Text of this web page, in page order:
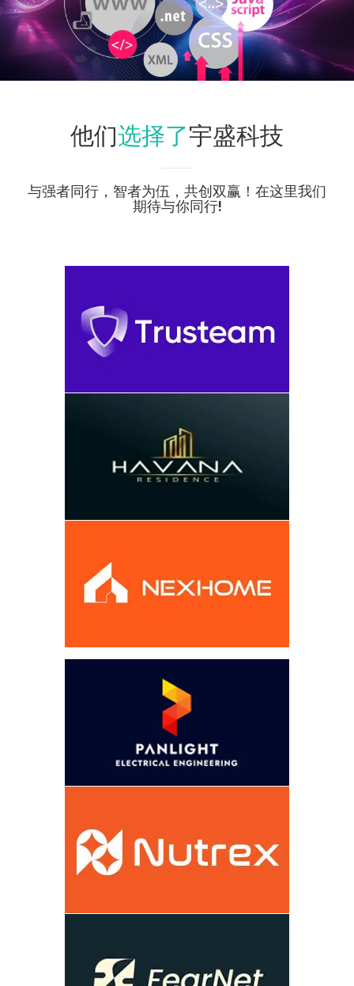
他们选择了宇盛科技
与强者同行，智者为伍，共创双赢！在这里我们
期待与你同行!